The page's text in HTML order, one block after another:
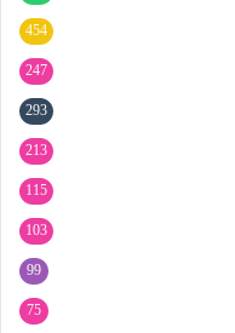
454
247
293
213
115
103
99
75